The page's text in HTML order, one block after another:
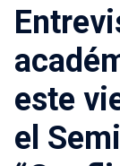
FACULTAD DE
este
el